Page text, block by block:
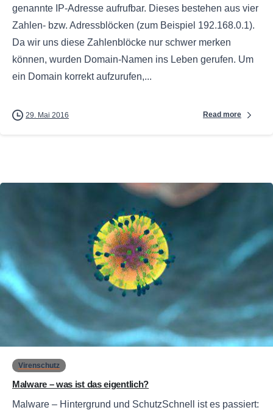
genannte IP-Adresse aufrufbar. Dieses bestehen aus vier
Zahlen- bzw. Adressblöcken (zum Beispiel 192.168.0.1).
Da wir uns diese Zahlenblöcke nur schwer merken
können, wurden Domain-Namen ins Leben gerufen. Um
ein Domain korrekt aufzurufen,...
29. Mai 2016 Read more
Virenschutz
Malware – was ist das eigentlich?
Malware – Hintergrund und SchutzSchnell ist es passiert: